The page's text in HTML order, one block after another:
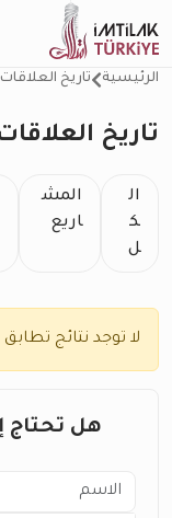
الرئيسية تاريخ
تاريخ
ال
ك
ل
المش
اريع
لا توجد نتائج
هل تحتاج